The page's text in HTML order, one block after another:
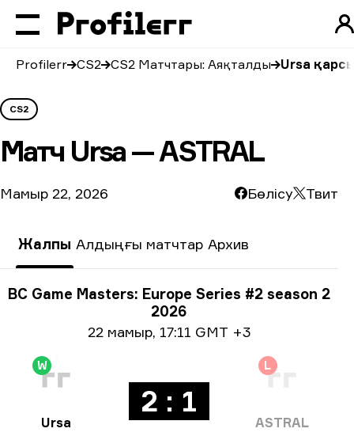
Profilerr CS2 CS2 Матчтары: Аяқталды Ursa
CS2
Матч Ursa — ASTRAL
Мамыр 22, 2026 Бөлісу Твит
Жалпы Алдыңғы матчтар Архив
Турнир туралы ақпарат
BC Game Masters: Europe Series #2 season 2
2026
Күні жайлы ақпарат
22 мамыр, 17:11 GMT +3
W
Ursa
2 : 1
L
ASTRAL